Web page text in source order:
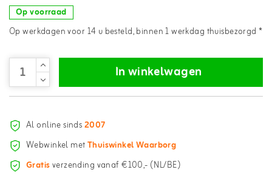
Op voorraad
Op werkdagen voor 14 u besteld, binnen 1 werkdag thuisbezorgd *
In winkelwagen
Al online sinds2007
Webwinkel metThuiswinkel Waarborg
Gratisverzending vanaf €100,- (NL/BE)